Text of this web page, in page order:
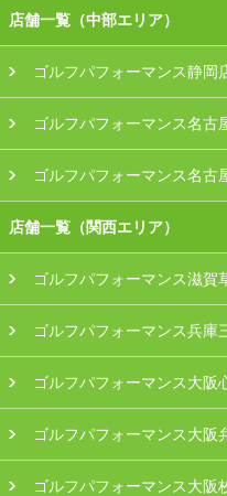
店舗一覧（中部エリア）
ゴルフパフォーマンス静岡
ゴルフパフォーマンス名古
ゴルフパフォーマンス名古
店舗一覧（関西エリア）
ゴルフパフォーマンス滋賀
ゴルフパフォーマンス兵庫
ゴルフパフォーマンス大阪
ゴルフパフォーマンス大阪
ゴルフパフォーマンス大阪